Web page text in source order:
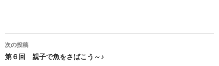
投
稿
次の投稿
第６回 親子で魚をさばこう～♪